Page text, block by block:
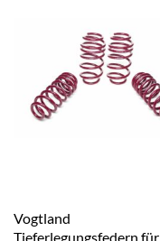
Vogtland
Tieferlegungsfedern für